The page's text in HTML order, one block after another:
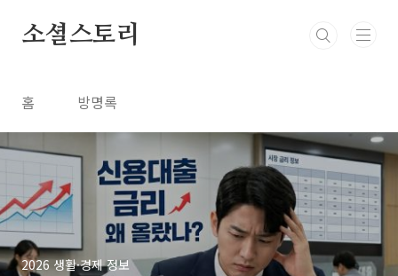
소셜스토리
홈 방명록
2026 생활·경제 정보